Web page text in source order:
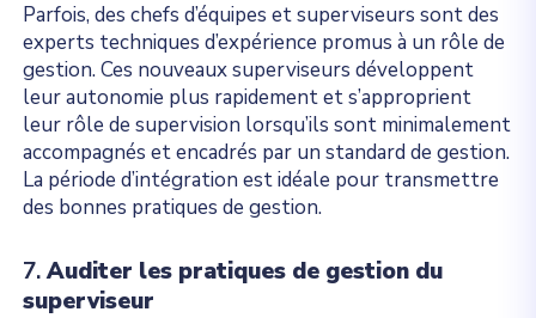
Parfois, des chefs d’équipes et superviseurs sont des
experts techniques d’expérience promus à un rôle de
gestion. Ces nouveaux superviseurs développent
leur autonomie plus rapidement et s’approprient
leur rôle de supervision lorsqu’ils sont minimalement
accompagnés et encadrés par un standard de gestion.
La période d’intégration est idéale pour transmettre
des bonnes pratiques de gestion.
7.Auditer les pratiques de gestion du
superviseur